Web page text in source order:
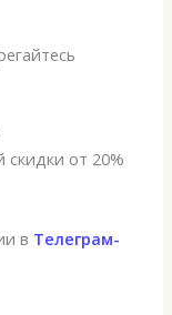
скидки от 20%
в Телеграм-